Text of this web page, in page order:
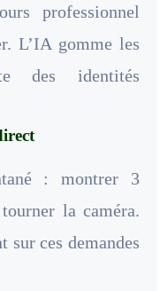
professionnel
L’IA gomme les
des identités
: montrer 3
la caméra.
sur ces demandes